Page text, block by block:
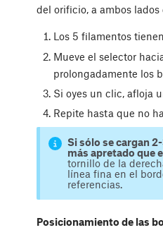
del orificio, a ambos
Los 5 filamentos
Mueve el selector
prolongadamente los
Si oyes un clic, afloja
Repite hasta que no
Si sólo se cargan
más apretado que
tornillo de la
línea fina en el
referencias.
Posicionamiento de las